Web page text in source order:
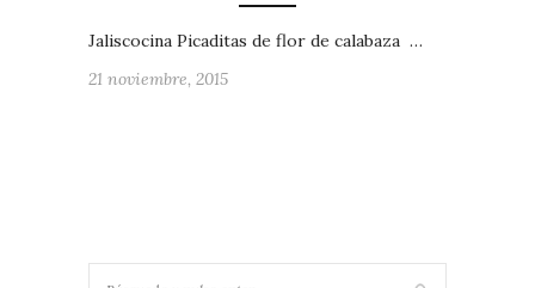
Jaliscocina Picaditas de flor de calabaza …
21 noviembre, 2015